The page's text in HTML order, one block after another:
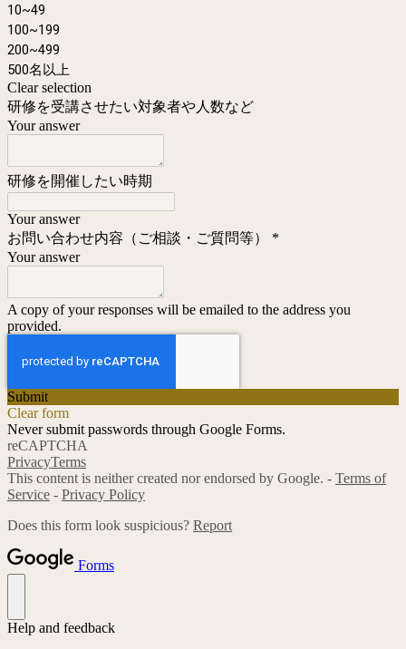
10~49
100~199
200~499
500名以上
Clear selection
研修を受講させたい対象者や人数など
Your answer
研修を開催したい時期
Your answer
お問い合わせ内容（ご相談・ご質問等）
*
Your answer
A copy of your responses will be emailed to the address you
provided.
Submit
Clear form
Never submit passwords through Google Forms.
reCAPTCHA
PrivacyTerms
This content is neither created nor endorsed by Google. - Terms of
Service - Privacy Policy
Does this form look suspicious? Report
Forms
Help and feedback